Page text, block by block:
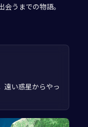
うまでの物語。
遠い惑星からやっ